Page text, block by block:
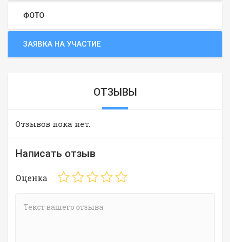
ФОТО
ЗАЯВКА НА УЧАСТИЕ
ОТЗЫВЫ
Отзывов пока нет.
Написать отзыв
Оценка